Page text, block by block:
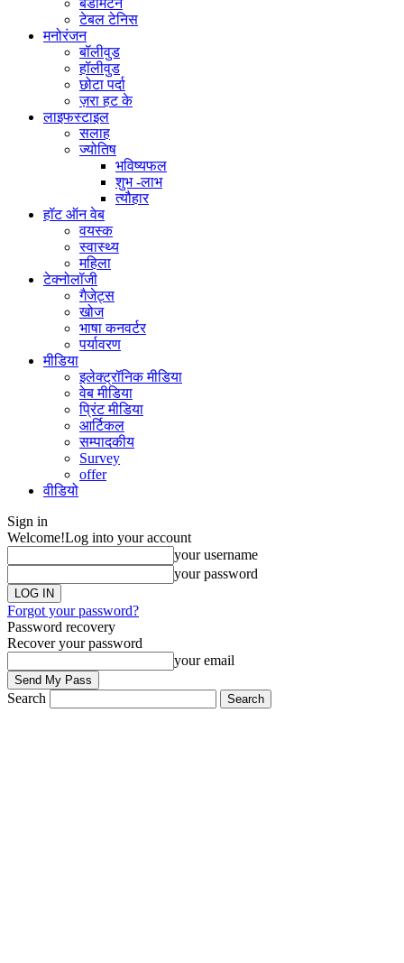
बैडमिंटन
टेबल टेनिस
मनोरंजन
बॉलीवुड
हॉलीवुड
छोटा पर्दा
ज़रा हट के
लाइफस्टाइल
सलाह
ज्योतिष
भविष्यफल
शुभ -लाभ
त्यौहार
हॉट ऑन वेब
वयस्क
स्वास्थ्य
महिला
टेक्नोलॉजी
गैजेट्स
खोज
भाषा कनवर्टर
पर्यावरण
मीडिया
इलेक्ट्रॉनिक मीडिया
वेब मीडिया
प्रिंट मीडिया
आर्टिकल
सम्पादकीय
Survey
offer
वीडियो
Sign in
Welcome!Log into your account
your username
your password
Forgot your password?
Password recovery
Recover your password
your email
Search